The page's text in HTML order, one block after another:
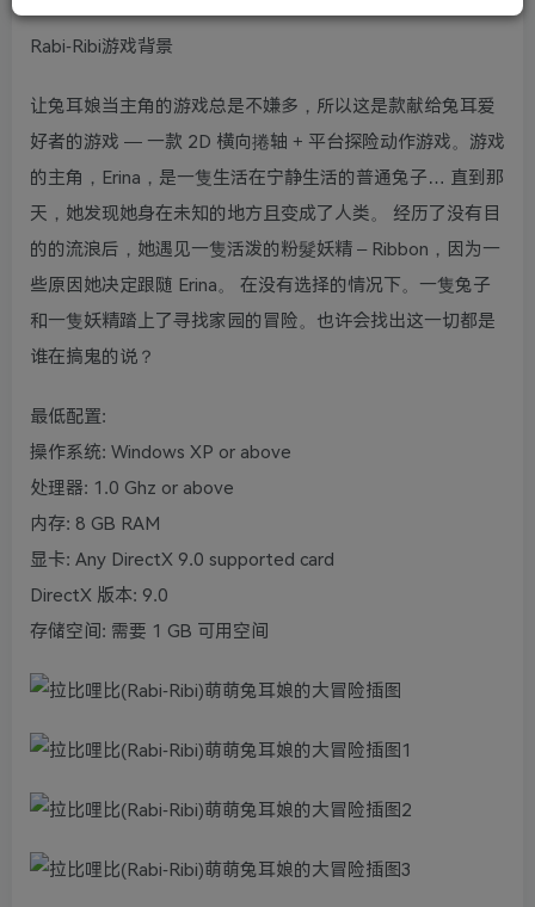
Rabi-Ribi游戏背景
让兔耳娘当主角的游戏总是不嫌多，所以这是款献给兔耳爱
好者的游戏 — 一款 2D 横向捲轴 + 平台探险动作游戏。游戏
的主角，Erina，是一隻生活在宁静生活的普通兔子… 直到那
天，她发现她身在未知的地方且变成了人类。 经历了没有目
的的流浪后，她遇见一隻活泼的粉髮妖精 – Ribbon，因为一
些原因她决定跟随 Erina。 在没有选择的情况下。一隻兔子
和一隻妖精踏上了寻找家园的冒险。也许会找出这一切都是
谁在搞鬼的说？
最低配置:
操作系统: Windows XP or above
处理器: 1.0 Ghz or above
内存: 8 GB RAM
显卡: Any DirectX 9.0 supported card
DirectX 版本: 9.0
存储空间: 需要 1 GB 可用空间